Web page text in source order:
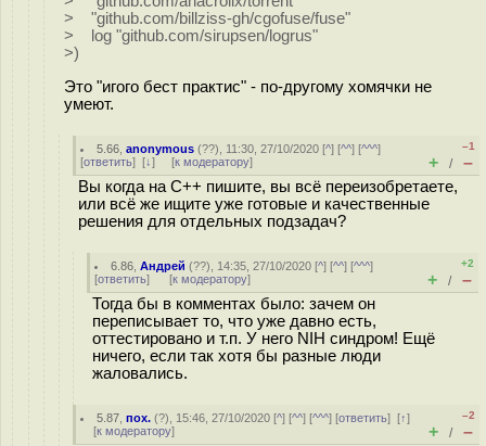
> "github.com/billziss-gh/cgofuse/fuse"
> log "github.com/sirupsen/logrus"
>)
Это "игого бест практис" - по-другому хомячки не
умеют.
5.66 ,anonymous (??), 11:30, 27/10/2020 [^] [^^] [^^^]
[ответить] [↓] [к модератору]
–1
+ / –
Вы когда на C++ пишите, вы всё переизобретаете,
или всё же ищите уже готовые и качественные
решения для отдельных подзадач?
6.86 ,Андрей (??), 14:35, 27/10/2020 [^] [^^] [^^^]
[ответить] [к модератору]
+2
+ / –
Тогда бы в комментах было: зачем он
переписывает то, что уже давно есть,
оттестировано и т.п. У него NIH синдром! Ещё
ничего, если так хотя бы разные люди
жаловались.
5.87 ,пох. (?), 15:46, 27/10/2020 [^] [^^] [^^^] [ответить][↑]
[к модератору]
–2
+ / –